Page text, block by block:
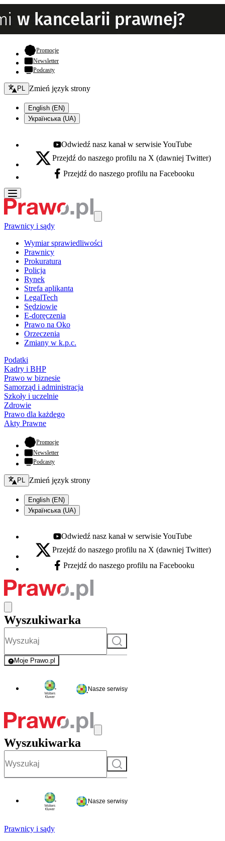
Promocje- otwiera się w nowej karcie
Newsletter
Podcasty
Zmień język - bieżący:
PL Zmień język strony
English (EN)
Українська (UA)
Youtube - otwiera się w nowej karcie
Odwiedź nasz kanał w serwisie YouTube
X - otwiera się w nowej karcie
Przejdź do naszego profilu na X (dawniej Twitter)
Facebook - otwiera się w nowej karcie
Przejdź do naszego profilu na Facebooku
Prawnicy i sądy
Wymiar sprawiedliwości
Prawnicy
Prokuratura
Policja
Rynek
Strefa aplikanta
LegalTech
Sędziowie
E-doręczenia
Prawo na Oko
Orzeczenia
Zmiany w k.p.c.
Podatki
Kadry i BHP
Prawo w biznesie
Samorząd i administracja
Szkoły i uczelnie
Zdrowie
Prawo dla każdego
Akty Prawne
Promocje- otwiera się w nowej karcie
Newsletter
Podcasty
Zmień język - bieżący:
PL Zmień język strony
English (EN)
Українська (UA)
Youtube - otwiera się w nowej karcie
Odwiedź nasz kanał w serwisie YouTube
X - otwiera się w nowej karcie
Przejdź do naszego profilu na X (dawniej Twitter)
Facebook - otwiera się w nowej karcie
Przejdź do naszego profilu na Facebooku
Wyszukiwarka
Szukaj
Moje Prawo.pl
- rejestracja i logowanie do serwisu
Nasze serwisy
Wyszukiwarka
Szukaj
Nasze serwisy
Prawnicy i sądy